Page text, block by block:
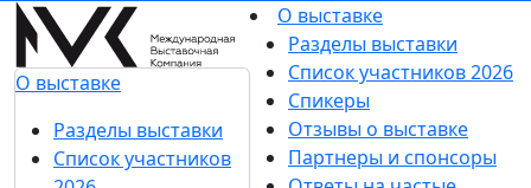
О выставке
Разделы выставки
Список участников
О выставке
Разделы выставки
Список участников 2026
Спикеры
Отзывы о выставке
Партнеры и спонсоры